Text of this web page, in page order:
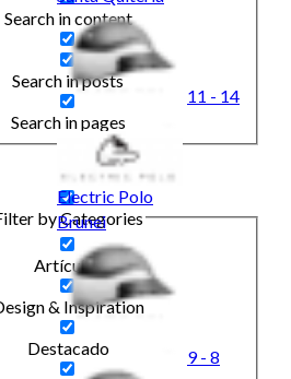
Search in content
Search in posts
Search in pages
by Categories
Artículos
& Inspiration
Destacado
Electric Polo
11 - 14
Brunei
9 - 8